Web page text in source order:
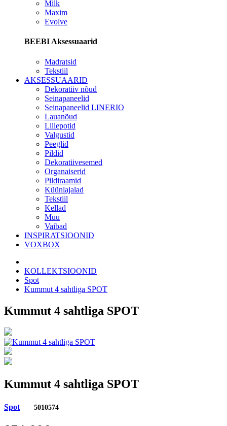
Milk
Maxim
Evolve
BEEBI Aksessuaarid
Madratsid
Tekstiil
AKSESSUAARID
Dekoratiiv nõud
Seinapaneelid
Seinapaneelid LINERIO
Lauanõud
Lillepotid
Valgustid
Peeglid
Pildid
Dekoratiivesemed
Organaiserid
Pildiraamid
Küünlajalad
Tekstiil
Kellad
Muu
Vaibad
INSPIRATSIOONID
VOXBOX
KOLLEKTSIOONID
Spot
Kummut 4 sahtliga SPOT
Kummut 4 sahtliga SPOT
Kummut 4 sahtliga SPOT
Spot 5010574